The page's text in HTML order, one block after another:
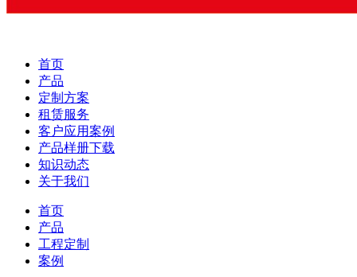
首页
产品
定制方案
租赁服务
客户应用案例
产品样册下载
知识动态
关于我们
首页
产品
工程定制
案例